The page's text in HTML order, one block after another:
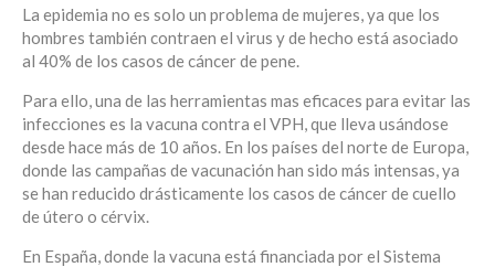
La epidemia no es solo un problema de mujeres, ya que los
hombres también contraen el virus y de hecho está asociado
al 40% de los casos de cáncer de pene.
Para ello, una de las herramientas mas eficaces para evitar las
infecciones es la vacuna contra el VPH, que lleva usándose
desde hace más de 10 años. En los países del norte de Europa,
donde las campañas de vacunación han sido más intensas, ya
se han reducido drásticamente los casos de cáncer de cuello
de útero o cérvix.
En España, donde la vacuna está financiada por el Sistema